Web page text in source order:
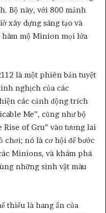
Bộ này, với 800 mảnh
xây dựng sáng tạo và
hâm mộ Minion mọi lứa
là một phiên bản tuyệt
nghịch của các
các cảnh động trích
Me”, cũng như bộ
of Gru” vào tương lai
chơi; nó là cơ hội để bước
Minions, và khám phá
những sinh vật màu
thiếu là hang ẩn của